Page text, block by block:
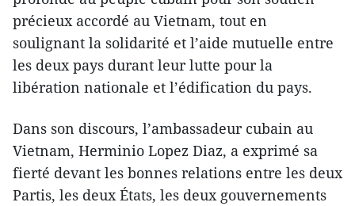
précieux accordé au Vietnam, tout en
soulignant la solidarité et l’aide mutuelle entre
les deux pays durant leur lutte pour la
libération nationale et l’édification du pays.
Dans son discours, l’​ambassadeur cubain au
Vietnam, Herminio Lopez Diaz, a exprimé sa
fierté ​devant les bonnes relations entre les deux
Partis, les deux États, les deux gouvernements